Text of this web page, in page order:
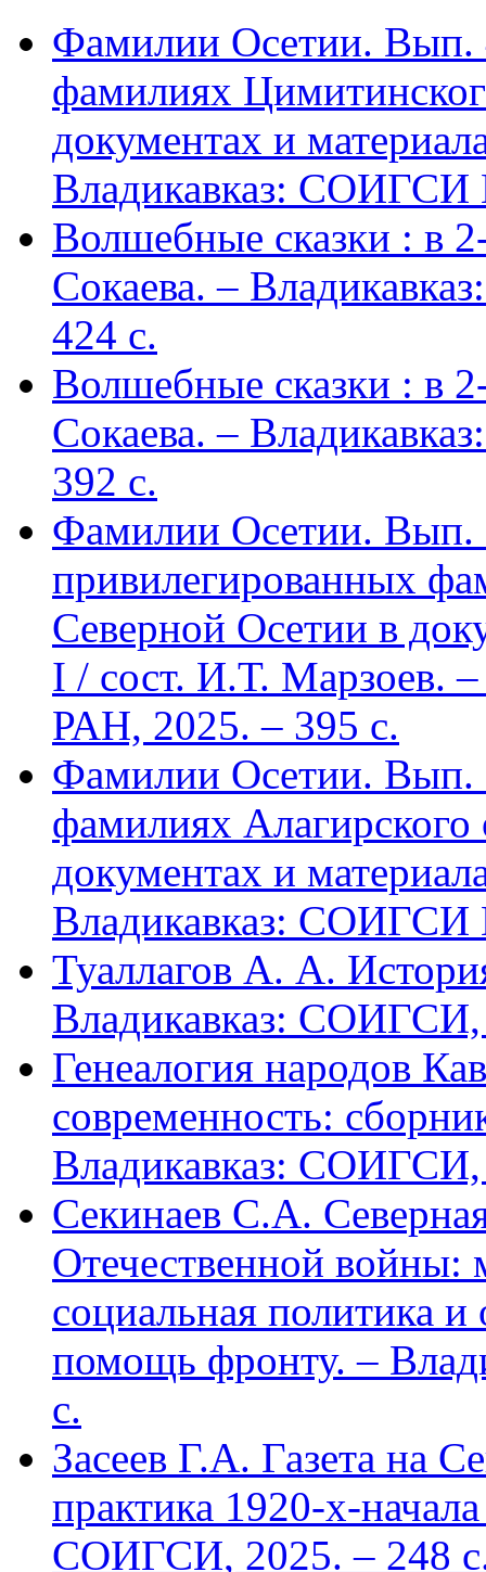
Фамилии Осетии. Вып.
фамилиях
документах и
Владикавказ:
Волшебные сказки : в
Сокаева. –
424 c.
Волшебные сказки : в
Сокаева. –
392 c.
Фамилии Осетии. Вып.
привилегированных
Северной Осетии в
I / сост. И.Т. Марзоев.
РАН, 2025. – 395 с.
Фамилии Осетии. Вып.
фамилиях
документах и
Владикавказ:
Туаллагов А. А.
Владикавказ: СОИГСИ,
Генеалогия народов
современность:
Владикавказ: СОИГСИ,
Секинаев С.А.
Отечественной войны:
социальная политика
помощь фронту. –
с.
Засеев Г.А. Газета на
практика 1920-х-
СОИГСИ, 2025. – 248